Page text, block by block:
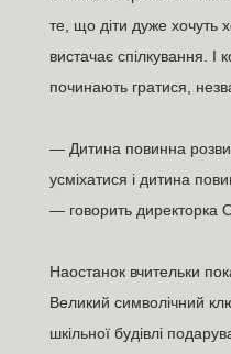
те, що діти дуже хочуть
вистачає спілкування.
починають гратися,
— Дитина повинна
усміхатися і дитина
— говорить директорка
Наостанок вчительки
Великий символічний
шкільної будівлі